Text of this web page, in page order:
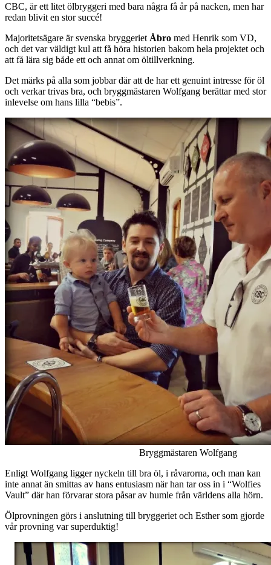
CBC, är ett litet ölbryggeri med bara några få år på nacken, men har
redan blivit en stor succé!
Majoritetsägare är svenska bryggeriet Åbro med Henrik som VD,
och det var väldigt kul att få höra historien bakom hela projektet och
att få lära sig både ett och annat om öltillverkning.
Det märks på alla som jobbar där att de har ett genuint intresse för öl
och verkar trivas bra, och bryggmästaren Wolfgang berättar med stor
inlevelse om hans lilla “bebis”.
Bryggmästaren Wolfgang
Enligt Wolfgang ligger nyckeln till bra öl, i råvarorna, och man kan
inte annat än smittas av hans entusiasm när han tar oss in i “Wolfies
Vault” där han förvarar stora påsar av humle från världens alla hörn.
Ölprovningen görs i anslutning till bryggeriet och Esther som gjorde
vår provning var superduktig!